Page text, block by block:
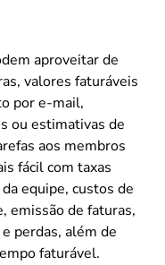
aproveitar de
valores faturáveis
por e-mail,
ou estimativas de
aos membros
fácil com taxas
equipe, custos de
emissão de faturas,
perdas, além de
faturável.